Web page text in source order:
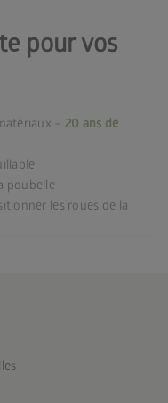
pour vos
– 20 ans de
poubelle
les roues de la